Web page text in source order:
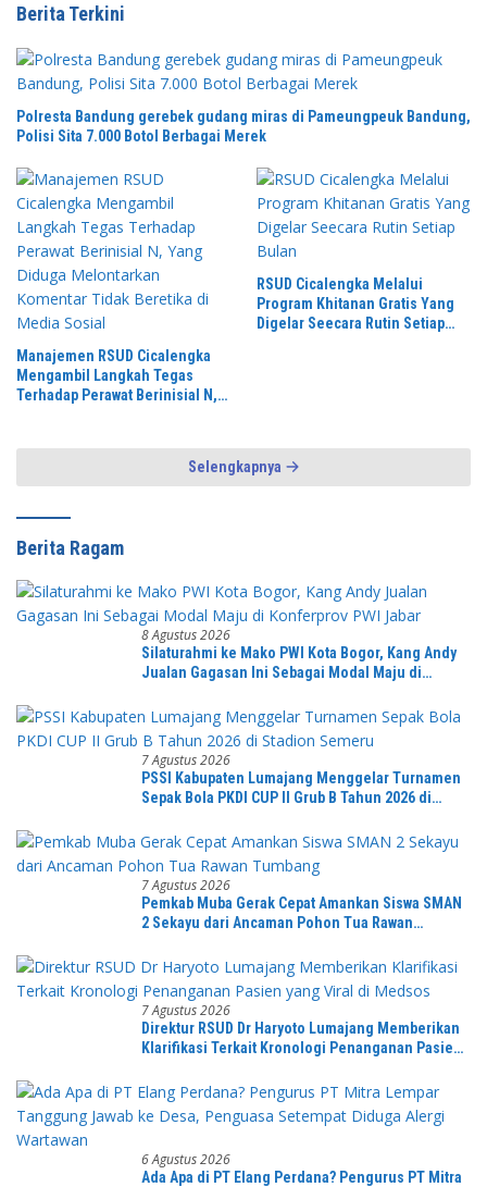
Berita Terkini
Polresta Bandung gerebek gudang miras di Pameungpeuk Bandung,
Polisi Sita 7.000 Botol Berbagai Merek
Manajemen RSUD Cicalengka
Mengambil Langkah Tegas
Terhadap Perawat Berinisial N,
Media Sosial
RSUD Cicalengka Melalui
Program Khitanan Gratis Yang
Digelar Seecara Rutin Setiap
Selengkapnya
Berita Ragam
8 Agustus 2026
Silaturahmi ke Mako PWI Kota Bogor, Kang Andy
Jualan Gagasan Ini Sebagai Modal Maju di
7 Agustus 2026
PSSI Kabupaten Lumajang Menggelar Turnamen
Sepak Bola PKDI CUP II Grub B Tahun 2026 di
7 Agustus 2026
Pemkab Muba Gerak Cepat Amankan Siswa SMAN
2 Sekayu dari Ancaman Pohon Tua Rawan
7 Agustus 2026
Direktur RSUD Dr Haryoto Lumajang Memberikan
Klarifikasi Terkait Kronologi Penanganan Pasien
6 Agustus 2026
Ada Apa di PT Elang Perdana? Pengurus PT Mitra